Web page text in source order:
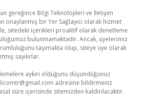
gereğince Bilgi Teknolojileri ve İletişim
onaylanmış bir Yer Sağlayıcı olarak hizmet
sitedeki içerikleri proaktif olarak denetleme
bulunmamaktadır. Ancak, üyelerimiz
taşımakta olup, siteye üye olarak
sayılırlar.
aykırı olduğunu düşündüğünüz
adresine bildirmeniz
süre içerisinde sitemizden kaldırılacaktır.